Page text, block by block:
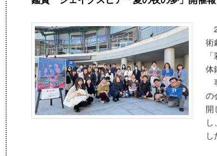
術
体
の
開
し